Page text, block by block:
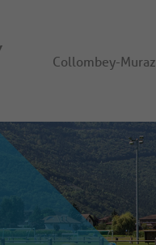
Collombey-Muraz